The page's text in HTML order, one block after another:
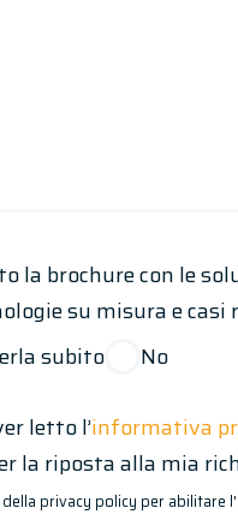
la brochure con le
su misura e
subito
No
letto l’informativa
la riposta alla mia
privacy policy per abilitare